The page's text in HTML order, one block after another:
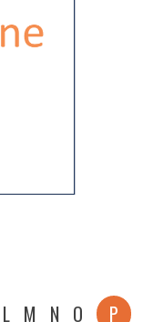
L M N O P